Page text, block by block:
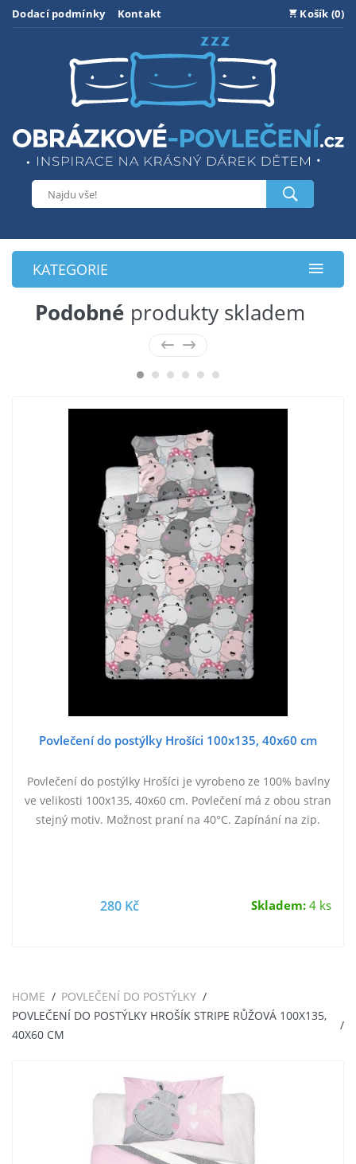
Dodací podmínky Kontakt Košík (0)
KATEGORIE
Podobné produkty skladem
Povlečení do postýlky Hrošíci 100x135, 40x60 cm
Povlečení do postýlky Hrošíci je vyrobeno ze 100% bavlny
ve velikosti 100x135, 40x60 cm. Povlečení má z obou stran
stejný motiv. Možnost praní na 40°C. Zapínání na zip.
280 Kč Skladem:4 ks
HOME
POVLEČENÍ DO POSTÝLKY
POVLEČENÍ DO POSTÝLKY HROŠÍK STRIPE RŮŽOVÁ 100X135,
40X60 CM